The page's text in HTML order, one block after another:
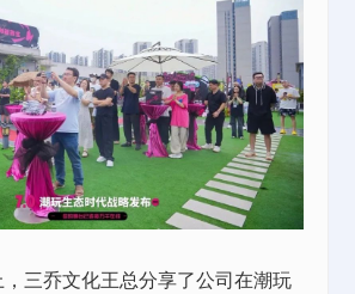
乔文化王总分享了公司在潮玩